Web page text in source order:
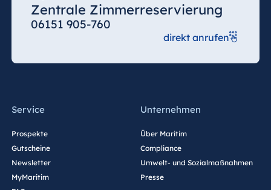
Zentrale Zimmerreservierung
06151 905-760
direkt anrufen
Service
Prospekte
Gutscheine
Newsletter
MyMaritim
Unternehmen
Über Maritim
Compliance
Umwelt- und Sozialmaßnahmen
Presse